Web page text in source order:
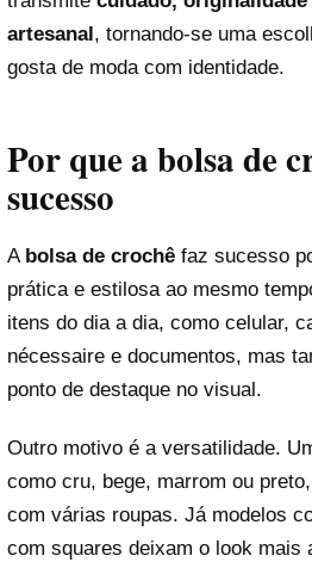
artesanal, tornando-se uma
gosta de moda com identidade.
Por que a bolsa de
sucesso
A bolsa de crochê faz sucesso
prática e estilosa ao mesmo
itens do dia a dia, como celular,
nécessaire e documentos, mas
ponto de destaque no visual.
Outro motivo é a versatilidade.
como cru, bege, marrom ou
com várias roupas. Já modelos
com squares deixam o look mais